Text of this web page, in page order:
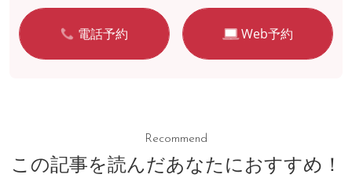
電話予約 Web予約
Recommend
この記事を読んだあなたにおすすめ！